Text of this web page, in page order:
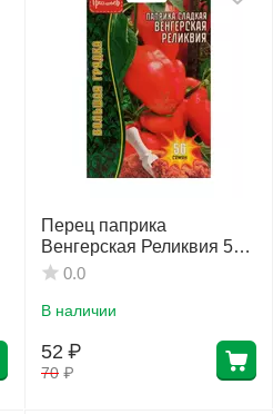
Перец паприка
Венгерская Реликвия 50
шт РЕДКИЕ СЕМЕНА
0.0
В наличии
70 ₽
52 ₽